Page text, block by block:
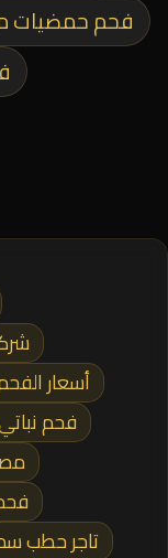
فحم حمضيات
أسعار
فحم
تاجر حطب